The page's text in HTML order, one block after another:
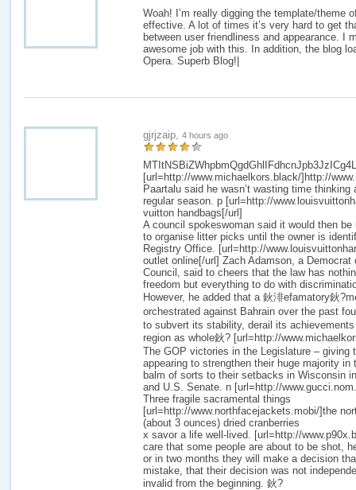
Woah! I’m really digging the template/theme
effective. A lot of times it’s very hard to get
between user friendliness and appearance. I
awesome job with this. In addition, the blog
Opera. Superb Blog!|
gjrjzaip, 4 hours ago
[url=http://www.michaelkors.black/]http://
Paartalu said he wasn’t wasting time thinking
regular season. p [url=http://
vuitton handbags[/url]
A council spokeswoman said it would then
to organise litter picks until the owner is
Registry Office. [url=http://
outlet online[/url] Zach Adamson, a Democrat
Council, said to cheers that the law has
freedom but everything to do with
However, he added that a 鈥渄efamatory鈥
orchestrated against Bahrain over the past
to subvert its stability, derail its
region as whole鈥? [url=http://
The GOP victories in the Legislature – giving
appearing to strengthen their huge majority in
balm of sorts to their setbacks in Wisconsin
and U.S. Senate. n [url=http://
Three fragile sacramental things
[url=http://www.northfacejackets.mobi/]the
(about 3 ounces) dried cranberries
x savor a life well-lived. [url=http://
care that some people are about to be shot,
or in two months they will make a decision
mistake, that their decision was not
invalid from the beginning. 鈥?